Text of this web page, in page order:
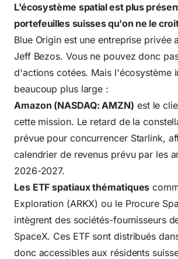
L'écosystème spatial est plus
portefeuilles suisses qu'on ne le
Blue Origin est une entreprise privée
Jeff Bezos. Vous ne pouvez donc
d'actions cotées. Mais l'écosystème
beaucoup plus large :
Amazon (NASDAQ: AMZN) est le
cette mission. Le retard de la
prévue pour concurrencer Starlink,
calendrier de revenus prévu par les
2026-2027.
Les ETF spatiaux thématiques
Exploration (ARKX) ou le Procure
intègrent des sociétés-fournisseurs
SpaceX. Ces ETF sont distribués
donc accessibles aux résidents